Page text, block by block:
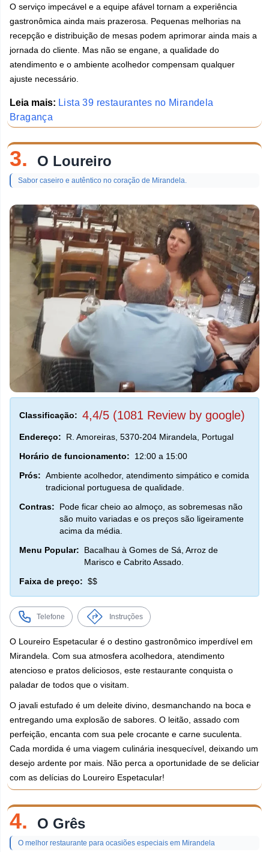
O serviço impecável e a equipe afável tornam a experiência
gastronômica ainda mais prazerosa. Pequenas melhorias na
recepção e distribuição de mesas podem aprimorar ainda mais a
jornada do cliente. Mas não se engane, a qualidade do
atendimento e o ambiente acolhedor compensam qualquer
ajuste necessário.
Leia mais: Lista 39 restaurantes no Mirandela
Bragança
3. O Loureiro
Sabor caseiro e autêntico no coração de Mirandela.
Classificação: 4,4/5 (1081 Review by google)
Endereço:
R. Amoreiras, 5370-204 Mirandela, Portugal
Horário de funcionamento:
12:00 a 15:00
Prós: Ambiente acolhedor, atendimento simpático e comida
tradicional portuguesa de qualidade.
Contras:
Pode ficar cheio ao almoço, as sobremesas não
são muito variadas e os preços são ligeiramente
acima da média.
Menu Popular:
Bacalhau à Gomes de Sá, Arroz de
Marisco e Cabrito Assado.
Faixa de preço: $$
Telefone Instruções
O Loureiro Espetacular é o destino gastronômico imperdível em
Mirandela. Com sua atmosfera acolhedora, atendimento
atencioso e pratos deliciosos, este restaurante conquista o
paladar de todos que o visitam.
O javali estufado é um deleite divino, desmanchando na boca e
entregando uma explosão de sabores. O leitão, assado com
perfeição, encanta com sua pele crocante e carne suculenta.
Cada mordida é uma viagem culinária inesquecível, deixando um
desejo ardente por mais. Não perca a oportunidade de se deliciar
com as delícias do Loureiro Espetacular!
4. O Grês
O melhor restaurante para ocasiões especiais em Mirandela